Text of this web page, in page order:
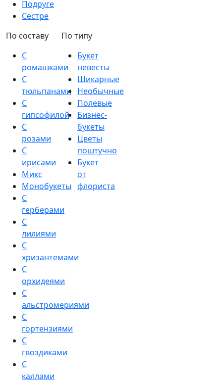
Подруге
Сестре
По составу
С
ромашками
С
тюльпанами
С
гипсофилой
С
розами
С
ирисами
Микс
Монобукеты
С
герберами
С
лилиями
С
хризантемами
С
орхидеями
С
альстромериями
С
гортензиями
С
гвоздиками
С
каллами
По типу
Букет
невесты
Шикарные
Необычные
Полевые
Бизнес-
букеты
Цветы
поштучно
Букет
от
флориста